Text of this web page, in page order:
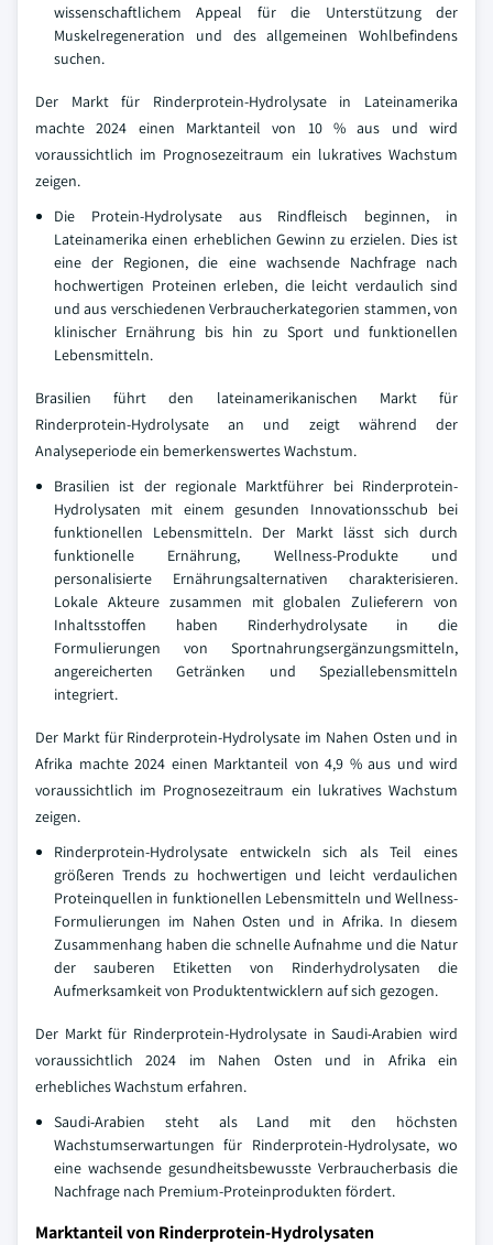
wissenschaftlichem Appeal für die Unterstützung der
Muskelregeneration und des allgemeinen Wohlbefindens
suchen.
Der Markt für Rinderprotein-Hydrolysate in Lateinamerika
machte 2024 einen Marktanteil von 10 % aus und wird
voraussichtlich im Prognosezeitraum ein lukratives Wachstum
zeigen.
Die Protein-Hydrolysate aus Rindfleisch beginnen, in
Lateinamerika einen erheblichen Gewinn zu erzielen. Dies ist
eine der Regionen, die eine wachsende Nachfrage nach
hochwertigen Proteinen erleben, die leicht verdaulich sind
und aus verschiedenen Verbraucherkategorien stammen, von
klinischer Ernährung bis hin zu Sport und funktionellen
Lebensmitteln.
Brasilien führt den lateinamerikanischen Markt für
Rinderprotein-Hydrolysate an und zeigt während der
Analyseperiode ein bemerkenswertes Wachstum.
Brasilien ist der regionale Marktführer bei Rinderprotein-
Hydrolysaten mit einem gesunden Innovationsschub bei
funktionellen Lebensmitteln. Der Markt lässt sich durch
funktionelle Ernährung, Wellness-Produkte und
personalisierte Ernährungsalternativen charakterisieren.
Lokale Akteure zusammen mit globalen Zulieferern von
Inhaltsstoffen haben Rinderhydrolysate in die
Formulierungen von Sportnahrungsergänzungsmitteln,
angereicherten Getränken und Speziallebensmitteln
integriert.
Der Markt für Rinderprotein-Hydrolysate im Nahen Osten und in
Afrika machte 2024 einen Marktanteil von 4,9 % aus und wird
voraussichtlich im Prognosezeitraum ein lukratives Wachstum
zeigen.
Rinderprotein-Hydrolysate entwickeln sich als Teil eines
größeren Trends zu hochwertigen und leicht verdaulichen
Proteinquellen in funktionellen Lebensmitteln und Wellness-
Formulierungen im Nahen Osten und in Afrika. In diesem
Zusammenhang haben die schnelle Aufnahme und die Natur
der sauberen Etiketten von Rinderhydrolysaten die
Aufmerksamkeit von Produktentwicklern auf sich gezogen.
Der Markt für Rinderprotein-Hydrolysate in Saudi-Arabien wird
voraussichtlich 2024 im Nahen Osten und in Afrika ein
erhebliches Wachstum erfahren.
Saudi-Arabien steht als Land mit den höchsten
Wachstumserwartungen für Rinderprotein-Hydrolysate, wo
eine wachsende gesundheitsbewusste Verbraucherbasis die
Nachfrage nach Premium-Proteinprodukten fördert.
Marktanteil von Rinderprotein-Hydrolysaten